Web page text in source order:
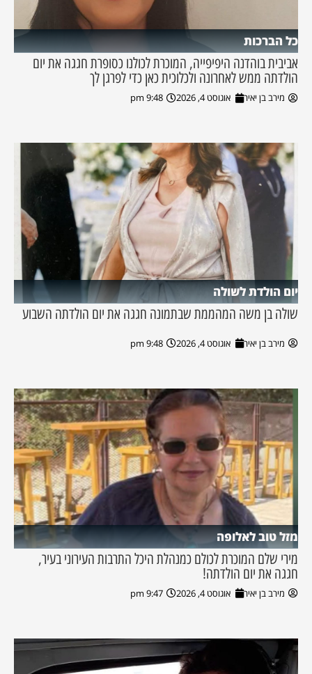
כל הברכות
אביבית בוהדנה היפיפייה, המוכרת לכולנו כסופרת חגגה את יום
הולדתה ממש לאחרונה ולכלוכית כאן כדי לפרגן לך
מירב בן יאיר אוגוסט 4, 2026 9:48 pm
יום הולדת לשולה
שולה בן משה המהממת שבתמונה חגגה את יום הולדתה השבוע
מירב בן יאיר אוגוסט 4, 2026 9:48 pm
מזל טוב לאלופה
מירי שלם המוכרת לכולם כמנהלת היכל התרבות העירוני בעיר,
חגגה את יום הולדתה!
מירב בן יאיר אוגוסט 4, 2026 9:47 pm